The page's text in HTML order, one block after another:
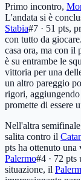
Primo incontro,
L'andata si è
Stabia#7 · 51 pts,
con tutto da giocare.
casa ora, ma con il
è su entrambe le
vittoria per una
un altro pareggio
rigori,
promette di essere
Nell'altra
salita contro il
pts ha ottenuto una
Palermo#4 · 72 pts
situazione, il